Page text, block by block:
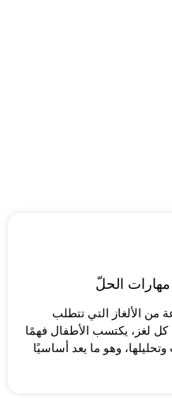
الحلّ
الألغاز التي تتطلب
لغز، يكتسب الأطفال فهمًا
وهو ما يعد أساسيًا